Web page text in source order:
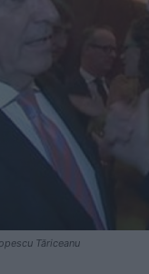
Tăriceanu